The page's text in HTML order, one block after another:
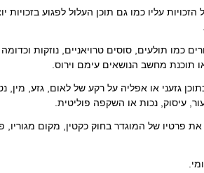
עליו כמו גם תוכן העלול לפגוע בזכויות
כמו תולעים, סוסים טרויאניים, נוזקות
תוכנת מחשב הנושאים עימם וירוס.
גזעני או אפליה על רקע של לאום, גזע, מין,
עיסוק, נכות או השקפה פוליטית.
פרטיו של המוגדר בחוק כקטין, מקום מגוריו,